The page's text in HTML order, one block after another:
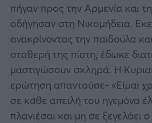
πήγαν προς την Αρμενία και
οδήγησαν στη Νικομήδεια.
ανακρίνοντας την παιδούλα
σταθερή της πίστη, έδωκε
μαστιγώσουν σκληρά. Η
ερώτηση απαντούσε- «Είμαι
σε κάθε απειλή του ηγεμόνα
πλανιέσαι και μη σε ξεγελάει